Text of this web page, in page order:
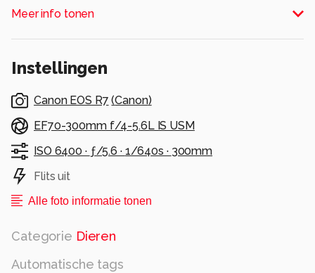
Alle rechten voorbehouden
Meer info tonen
Instellingen
Canon EOS R7 (Canon)
EF70-300mm f/4-5.6L IS USM
ISO 6400 · ƒ/5.6 · 1/640s · 300mm
Flits uit
Alle foto informatie tonen
Categorie Dieren
Automatische tags